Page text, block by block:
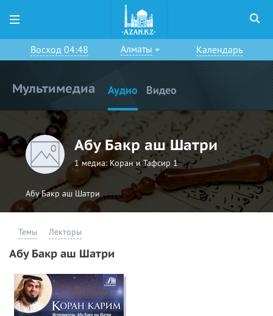
Восход 04:48 Алматы Календарь
Мультимедиа Аудио Видео
Абу Бакр аш Шатри
1 медиа: Коран и Тафсир 1
Абу Бакр аш Шатри
Темы Лекторы
Абу Бакр аш Шатри